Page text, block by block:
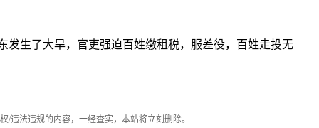
生了大旱，官吏强迫百姓缴租税，服差役，百姓走投无
违法违规的内容，一经查实，本站将立刻删除。